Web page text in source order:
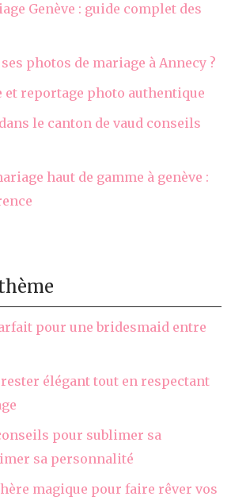
Genève : guide complet des
photos de mariage à Annecy ?
et reportage photo authentique
le canton de vaud conseils
haut de gamme à genève :
pour une bridesmaid entre
élégant tout en respectant
pour sublimer sa
sa personnalité
magique pour faire rêver vos